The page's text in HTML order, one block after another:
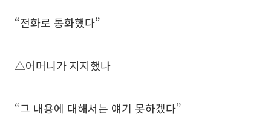
“전화로 통화했다”
△어머니가 지지했나
“그 내용에 대해서는 얘기 못하겠다”